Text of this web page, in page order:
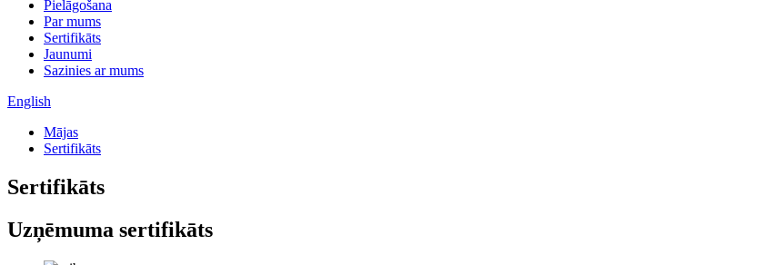
Pielāgošana
Par mums
Sertifikāts
Jaunumi
Sazinies ar mums
English
Mājas
Sertifikāts
Sertifikāts
Uzņēmuma sertifikāts